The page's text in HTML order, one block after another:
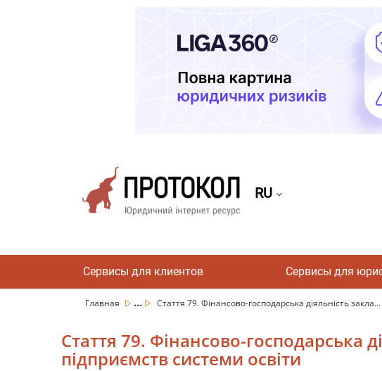
RU
Сервисы для клиентов Сервисы для
Главная ... Стаття 79. Фінансово-господарська діяльність закла...
Стаття 79. Фінансово-господарська
підприємств системи освіти